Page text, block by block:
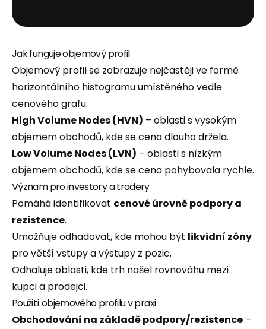
Jak funguje objemový profil
Objemový profil se zobrazuje nejčastěji ve formě
horizontálního histogramu umístěného vedle
cenového grafu.
High Volume Nodes (HVN) – oblasti s vysokým
objemem obchodů, kde se cena dlouho držela.
Low Volume Nodes (LVN) – oblasti s nízkým
objemem obchodů, kde se cena pohybovala rychle.
Význam pro investory a tradery
Pomáhá identifikovat cenové úrovně podpory a
rezistence.
Umožňuje odhadovat, kde mohou být likvidní zóny
pro větší vstupy a výstupy z pozic.
Odhaluje oblasti, kde trh našel rovnováhu mezi
kupci a prodejci.
Použití objemového profilu v praxi
Obchodování na základě podpory/rezistence –